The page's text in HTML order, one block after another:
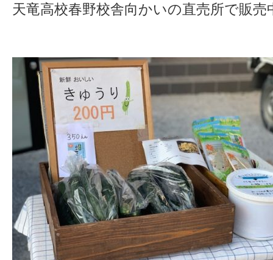
天竜高校春野校舎向かいの直売所で販売